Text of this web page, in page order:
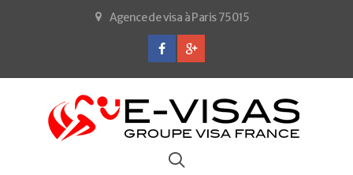
Agence de visa à Paris 75015